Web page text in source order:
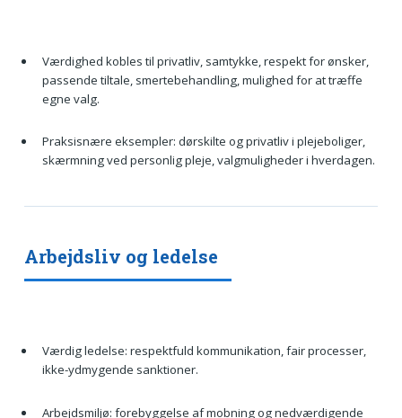
Værdighed kobles til privatliv, samtykke, respekt for ønsker,
passende tiltale, smertebehandling, mulighed for at træffe
egne valg.
Praksisnære eksempler: dørskilte og privatliv i plejeboliger,
skærmning ved personlig pleje, valgmuligheder i hverdagen.
Arbejdsliv og ledelse
Værdig ledelse: respektfuld kommunikation, fair processer,
ikke-ydmygende sanktioner.
Arbejdsmiljø: forebyggelse af mobning og nedværdigende